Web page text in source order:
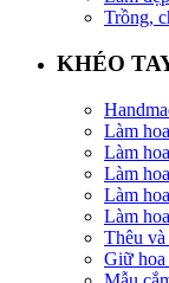
Trồng,
KHÉO
Làm
Làm
Làm
Làm
Làm
Thêu và
Giữ hoa